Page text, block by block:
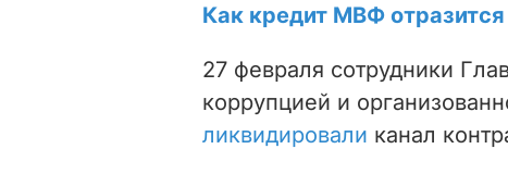
Как кредит МВФ
27 февраля сотрудники
коррупцией и
ликвидировали канал